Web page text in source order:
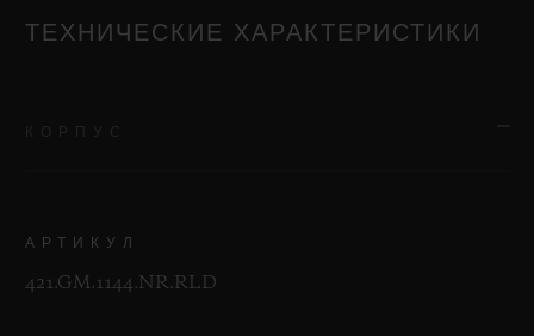
ТЕХНИЧЕСКИЕ ХАРАКТЕРИСТИКИ
АРТИКУЛ
421.GM.1144.NR.RLD